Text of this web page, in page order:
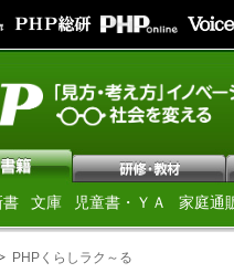
書 文庫 児童書・ＹＡ 家庭通
PHPくらしラク～る